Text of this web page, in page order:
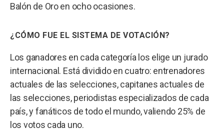
Balón de Oro en ocho ocasiones.
¿CÓMO FUE EL SISTEMA DE VOTACIÓN?
Los ganadores en cada categoría los elige un jurado
internacional. Está dividido en cuatro: entrenadores
actuales de las selecciones, capitanes actuales de
las selecciones, periodistas especializados de cada
país, y fanáticos de todo el mundo, valiendo 25% de
los votos cada uno.